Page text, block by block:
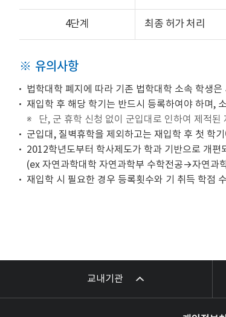
4단계 최종 허가 처리
※ 유의사항
법학대학 폐지에 따라 기존 법학대학 소속 학생
재입학 후 해당 학기는 반드시 등록하여야 하며,
단, 군 휴학 신청 없이 군입대로 인하여 제적
군입대, 질벽휴학을 제외하고는 재입학 후 첫 학
2012학년도부터 학사제도가 학과 기반으로 개
(ex 자연과학대학 자연과학부 수학전공→자연과
재입학 시 필요한 경우 등록횟수와 기 취득 학점
교내기관